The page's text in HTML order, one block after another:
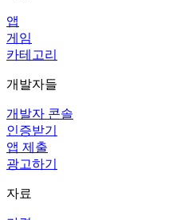
앱
게임
카테고리
개발자들
개발자 콘솔
인증받기
앱 제출
광고하기
자료